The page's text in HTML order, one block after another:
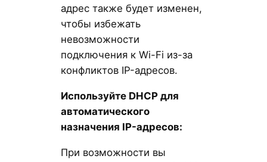
адрес также будет изменен,
чтобы избежать
невозможности
подключения к Wi-Fi из-за
конфликтов IP-адресов.
Используйте DHCP для
автоматического
назначения IP-адресов:
При возможности вы